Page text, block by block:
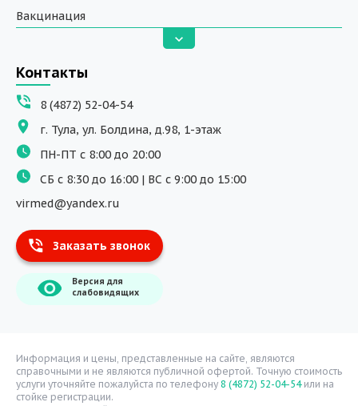
Вакцинация
Вызов на дом
ДНК исследования
Программы обучения
Физиотерапия
ДМС
Массаж
Тест на хеликобактер
Информация
О компании
Расписание врачей
Надзорные органы
Контакты
8 (4872) 52-04-54
г. Тула, ул. Болдина, д.98, 1-этаж
ПН-ПТ с 8:00 до 20:00
СБ с 8:30 до 16:00 | ВС с 9:00 до 15:00
virmed@yandex.ru
Заказать звонок
Версия для
слабовидящих
Информация и цены, представленные на сайте, являются
справочными и не являются публичной офертой. Точную стоимость
услуги уточняйте пожалуйста по телефону 8 (4872) 52-04-54или на
стойке регистрации.